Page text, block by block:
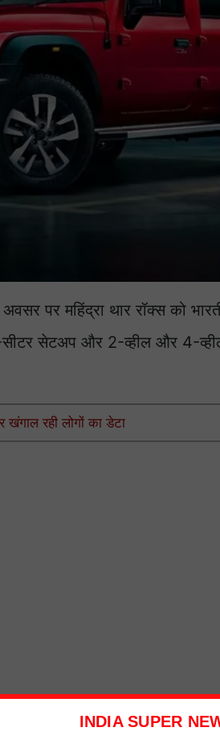
पर महिंद्रा थार रॉक्स को
सीटर सेटअप और 2-व्हील और 4-
रही लोगों का डेटा
INDIA SUPER